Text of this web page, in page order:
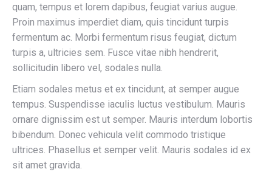
quam, tempus et lorem dapibus, feugiat varius augue.
Proin maximus imperdiet diam, quis tincidunt turpis
fermentum ac. Morbi fermentum risus feugiat, dictum
turpis a, ultricies sem. Fusce vitae nibh hendrerit,
sollicitudin libero vel, sodales nulla.
Etiam sodales metus et ex tincidunt, at semper augue
tempus. Suspendisse iaculis luctus vestibulum. Mauris
ornare dignissim est ut semper. Mauris interdum lobortis
bibendum. Donec vehicula velit commodo tristique
ultrices. Phasellus et semper velit. Mauris sodales id ex
sit amet gravida.